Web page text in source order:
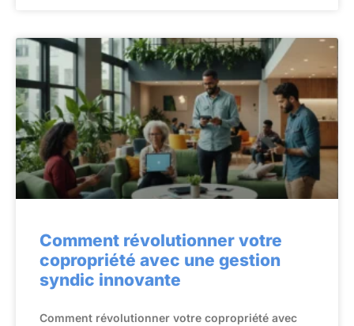
Comment révolutionner votre
copropriété avec une gestion
syndic innovante
Comment révolutionner votre copropriété avec